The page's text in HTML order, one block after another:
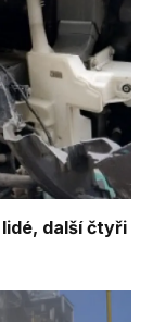
další čtyři